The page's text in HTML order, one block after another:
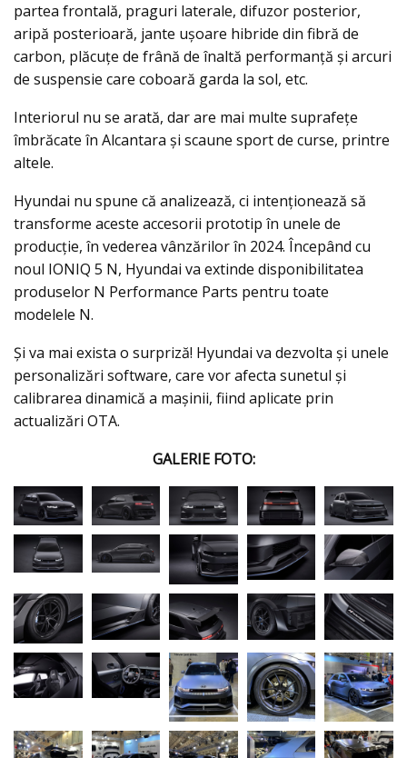
partea frontală, praguri laterale, difuzor posterior,
aripă posterioară, jante ușoare hibride din fibră de
carbon, plăcuțe de frână de înaltă performanță și arcuri
de suspensie care coboară garda la sol, etc.
Interiorul nu se arată, dar are mai multe suprafețe
îmbrăcate în Alcantara și scaune sport de curse, printre
altele.
Hyundai nu spune că analizează, ci intenționează să
transforme aceste accesorii prototip în unele de
producție, în vederea vânzărilor în 2024. Începând cu
noul IONIQ 5 N, Hyundai va extinde disponibilitatea
produselor N Performance Parts pentru toate
modelele N.
Și va mai exista o surpriză! Hyundai va dezvolta și unele
personalizări software, care vor afecta sunetul și
calibrarea dinamică a mașinii, fiind aplicate prin
actualizări OTA.
GALERIE FOTO: